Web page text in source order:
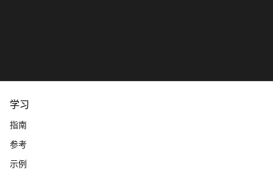
学习
指南
参考
示例